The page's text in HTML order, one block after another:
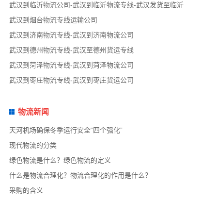
武汉到临沂物流公司-武汉到临沂物流专线-武汉发货至临沂
武汉到烟台物流专线运输公司
武汉到济南物流专线-武汉到济南物流公司
武汉到德州物流专线-武汉至德州货运专线
武汉到菏泽物流专线-武汉到菏泽物流公司
武汉到枣庄物流专线-武汉到枣庄货运公司
物流新闻
天河机场确保冬季运行安全“四个强化”
现代物流的分类
绿色物流是什么？绿色物流的定义
什么是物流合理化？物流合理化的作用是什么？
采购的含义